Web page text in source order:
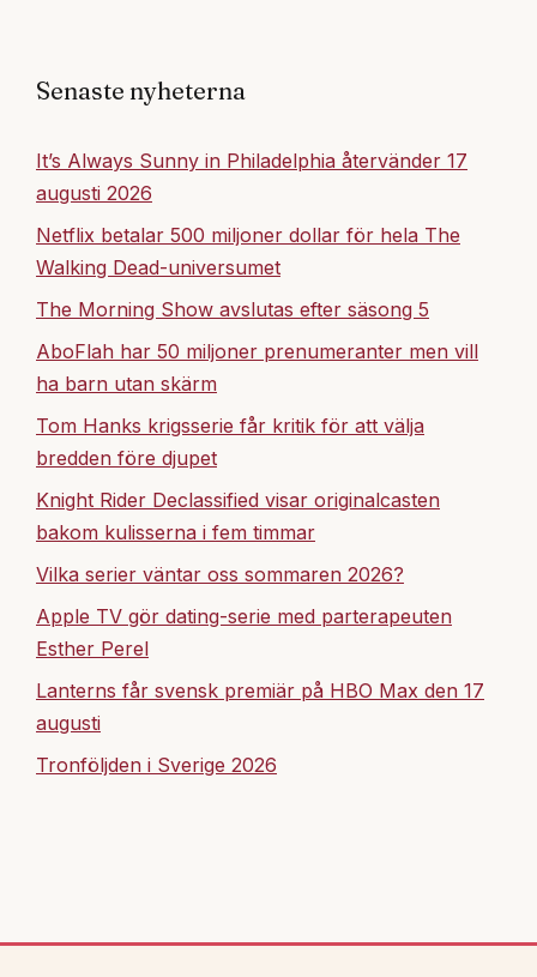
Senaste nyheterna
It’s Always Sunny in Philadelphia återvänder 17
augusti 2026
Netflix betalar 500 miljoner dollar för hela The
Walking Dead-universumet
The Morning Show avslutas efter säsong 5
AboFlah har 50 miljoner prenumeranter men vill
ha barn utan skärm
Tom Hanks krigsserie får kritik för att välja
bredden före djupet
Knight Rider Declassified visar originalcasten
bakom kulisserna i fem timmar
Vilka serier väntar oss sommaren 2026?
Apple TV gör dating-serie med parterapeuten
Esther Perel
Lanterns får svensk premiär på HBO Max den 17
augusti
Tronföljden i Sverige 2026